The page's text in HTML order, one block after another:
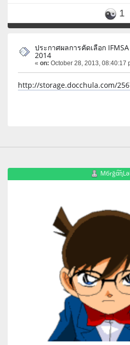
1
ประกาศผลการคัดเลือก IFMSA
2014
« on: October 28, 2013, 08:40:17
http://storage.docchula.com/